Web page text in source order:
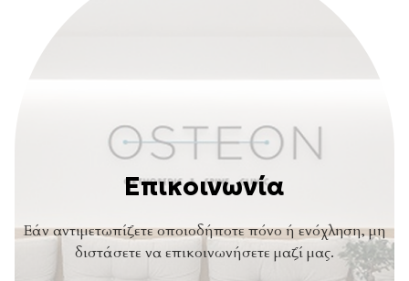
Επικοινωνία
Εάν αντιμετωπίζετε οποιοδήποτε πόνο ή ενόχληση, μη
διστάσετε να επικοινωνήσετε μαζί μας.